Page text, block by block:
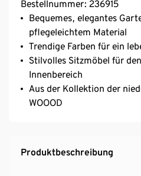
Bestellnummer: 236915
Bequemes, elegantes
pflegeleichtem Material
Trendige Farben für ein
Stilvolles Sitzmöbel für
Innenbereich
Aus der Kollektion der
WOOOD
Produktbeschreibung